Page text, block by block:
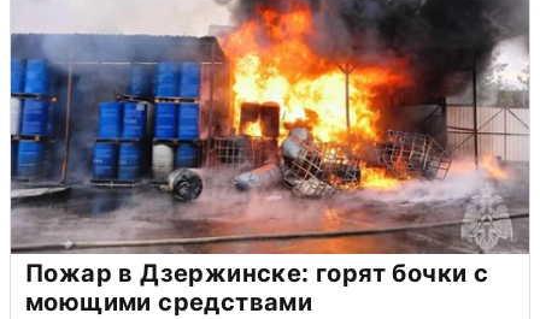
Пожар в Дзержинске: горят бочки с
моющими средствами